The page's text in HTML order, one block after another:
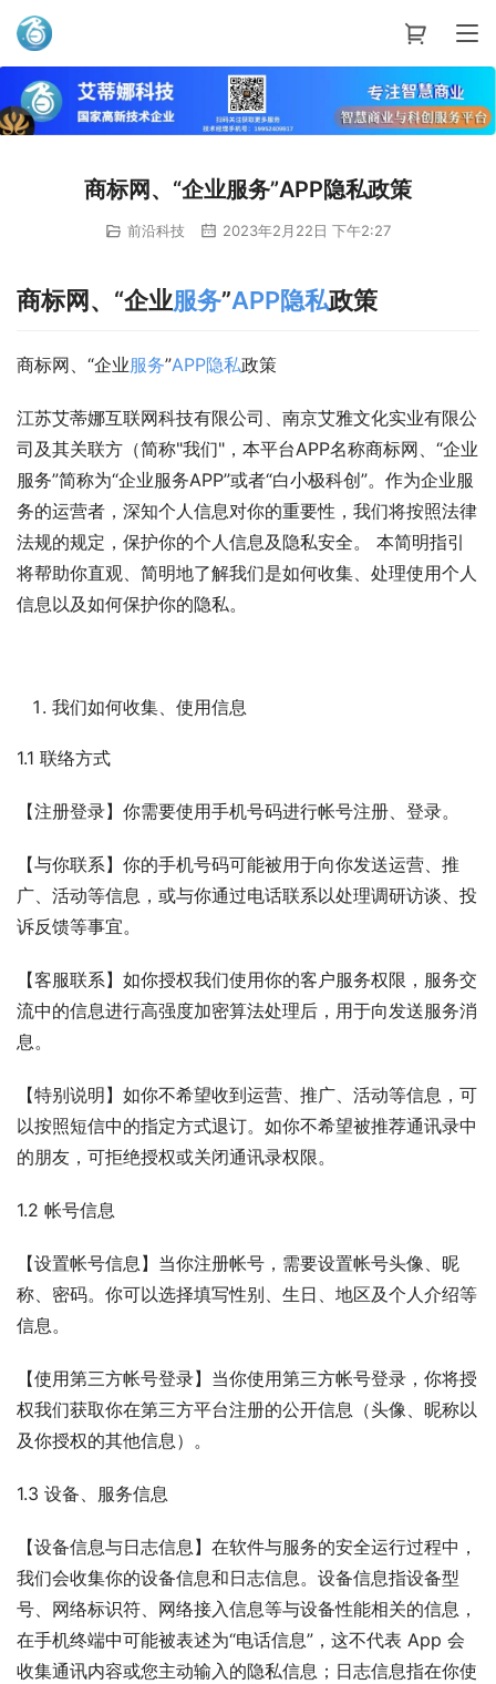
艾蒂娜科技
商标网、“企业服务”APP隐私政策
前沿科技 2023年2月22日 下午2:27
商标网、“企业服务”APP隐私政策
商标网、“企业服务”APP隐私政策
江苏艾蒂娜互联网科技有限公司、南京艾雅文化实业有限公
司及其关联方（简称"我们"，本平台APP名称商标网、“企业
服务”简称为“企业服务APP”或者“白小极科创”。作为企业服
务的运营者，深知个人信息对你的重要性，我们将按照法律
法规的规定，保护你的个人信息及隐私安全。 本简明指引
将帮助你直观、简明地了解我们是如何收集、处理使用个人
信息以及如何保护你的隐私。
我们如何收集、使用信息
1.1 联络方式
【注册登录】你需要使用手机号码进行帐号注册、登录。
【与你联系】你的手机号码可能被用于向你发送运营、推
广、活动等信息，或与你通过电话联系以处理调研访谈、投
诉反馈等事宜。
【客服联系】如你授权我们使用你的客户服务权限，服务交
流中的信息进行高强度加密算法处理后，用于向发送服务消
息。
【特别说明】如你不希望收到运营、推广、活动等信息，可
以按照短信中的指定方式退订。如你不希望被推荐通讯录中
的朋友，可拒绝授权或关闭通讯录权限。
1.2 帐号信息
【设置帐号信息】当你注册帐号，需要设置帐号头像、昵
称、密码。你可以选择填写性别、生日、地区及个人介绍等
信息。
【使用第三方帐号登录】当你使用第三方帐号登录，你将授
权我们获取你在第三方平台注册的公开信息（头像、昵称以
及你授权的其他信息）。
1.3 设备、服务信息
【设备信息与日志信息】在软件与服务的安全运行过程中，
我们会收集你的设备信息和日志信息。设备信息指设备型
号、网络标识符、网络接入信息等与设备性能相关的信息，
在手机终端中可能被表述为“电话信息”，这不代表 App 会
收集通讯内容或您主动输入的隐私信息；日志信息指在你使